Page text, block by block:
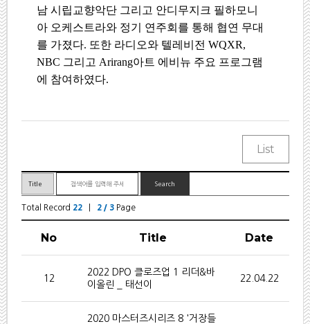
남 시립교향악단 그리고 안디무지크 필하모니
아 오케스트라와 정기 연주회를 통해 협연 무대
를 가졌다. 또한 라디오와 텔레비전WQXR,
NBC 그리고 Arirang아트 에비뉴 주요 프로그램
에 참여하였다.
Total Record 22| 2 / 3Page
No Title Date
12
2022 DPO 클로즈업 1 리더&바
이올린 _ 태선이
22.04.22
2020 마스터즈시리즈 8 '거장들